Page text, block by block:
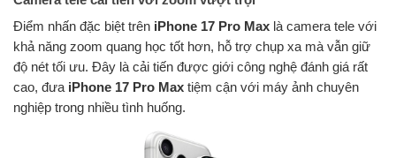
Điểm nhấn đặc biệt trên iPhone 17 Pro Max là camera tele với
khả năng zoom quang học tốt hơn, hỗ trợ chụp xa mà vẫn giữ
độ nét tối ưu. Đây là cải tiến được giới công nghệ đánh giá rất
cao, đưa iPhone 17 Pro Max tiệm cận với máy ảnh chuyên
nghiệp trong nhiều tình huống.